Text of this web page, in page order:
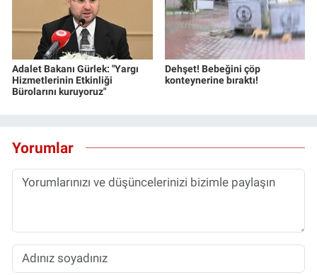
Adalet Bakanı Gürlek: "Yargı
Hizmetlerinin Etkinliği
Bürolarını kuruyoruz"
Dehşet! Bebeğini çöp
konteynerine bıraktı!
Yorumlar